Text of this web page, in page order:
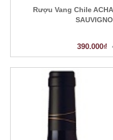
Rượu Vang Chile
390.000₫